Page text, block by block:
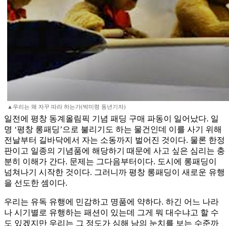
▲우리는 왜 자꾸 따라 하는가(박미령 동년기자)
일전에 평창 동계올림픽 기념 패딩 구매 파동이 일어났다. 일
명 ‘평창 롱패딩’으로 불리기도 하는 물건인데 이를 사기 위해
전날부터 길바닥에서 자는 소동까지 벌어진 것이다. 물론 한정
판이고 일종의 기념품에 해당하기 때문에 사고 싶은 심리는 충
분히 이해가 간다. 문제는 그다음부터이다. 도시에 롱패딩이
넘쳐나기 시작한 것이다. 그러니까 평창 롱패딩이 새로운 유행
을 선도한 셈이다.
우리는 유독 유행에 민감하고 명품에 약하다. 하긴 어느 나라
나 시기별로 유행하는 패션이 있는데 그게 뭐 대수냐고 할 수
도 있겠지만 우리는 그 정도가 심해 남의 눈치를 보는 수준까